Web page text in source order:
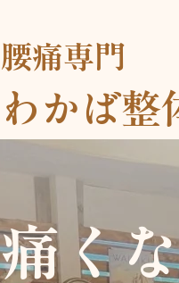
腰痛専門
わかば整
痛く